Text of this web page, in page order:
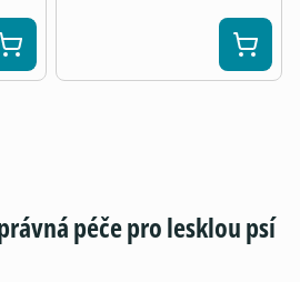
péče pro lesklou psí